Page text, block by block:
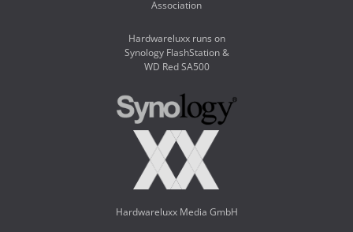
Association
Hardwareluxx runs on
Synology FlashStation &
WD Red SA500
Hardwareluxx Media GmbH